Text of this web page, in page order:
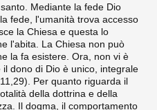
Mediante la fede Dio
fede, l'umanità trova accesso
la Chiesa e questa lo
l'abita. La Chiesa non può
la fa esistere. Ora, non vi è
dono di Dio è unico, integrale
Per quanto riguarda il
della dottrina e della
Il dog­ma, il comportamento